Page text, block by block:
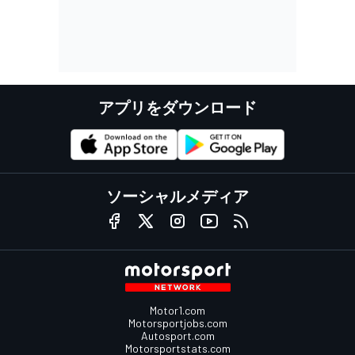
アプリをダウンロード
ソーシャルメディア
Motor1.com
Motorsportjobs.com
Autosport.com
Motorsportstats.com